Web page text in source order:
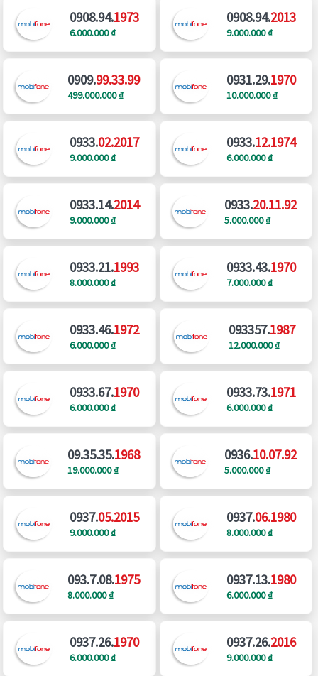
0908.94.1973
6.000.000 ₫
0908.94.2013
9.000.000 ₫
0909.99.33.99
499.000.000 ₫
0931.29.1970
10.000.000 ₫
0933.02.2017
9.000.000 ₫
0933.12.1974
6.000.000 ₫
0933.14.2014
9.000.000 ₫
0933.20.11.92
5.000.000 ₫
0933.21.1993
8.000.000 ₫
0933.43.1970
7.000.000 ₫
0933.46.1972
6.000.000 ₫
093357.1987
12.000.000 ₫
0933.67.1970
6.000.000 ₫
0933.73.1971
6.000.000 ₫
09.35.35.1968
19.000.000 ₫
0936.10.07.92
5.000.000 ₫
0937.05.2015
9.000.000 ₫
0937.06.1980
8.000.000 ₫
093.7.08.1975
8.000.000 ₫
0937.13.1980
6.000.000 ₫
0937.26.1970
6.000.000 ₫
0937.26.2016
9.000.000 ₫